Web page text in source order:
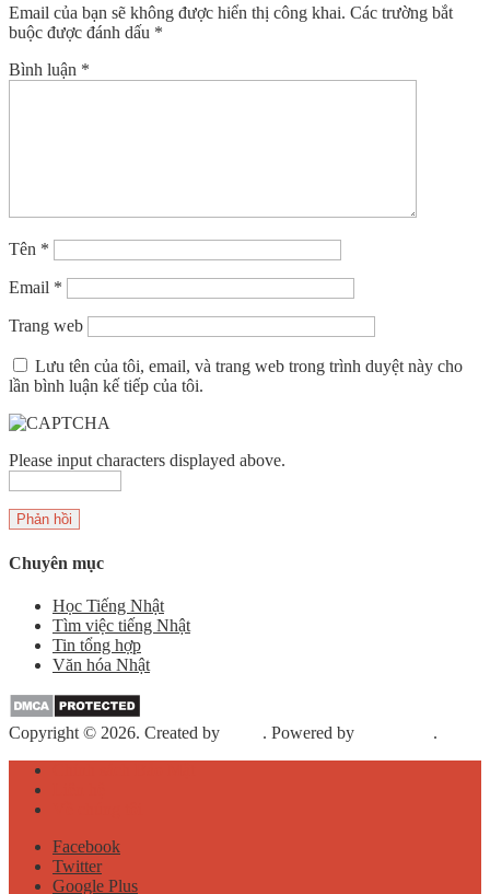
Email của bạn sẽ không được hiển thị công khai. Các trường bắt
buộc được đánh dấu *
Bình luận *
Tên *
Email *
Trang web
Lưu tên của tôi, email, và trang web trong trình duyệt này cho
lần bình luận kế tiếp của tôi.
Please input characters displayed above.
Chuyên mục
Học Tiếng Nhật
Tìm việc tiếng Nhật
Tin tổng hợp
Văn hóa Nhật
Copyright © 2026. Created by . Powered by
.
Facebook
Twitter
Google Plus